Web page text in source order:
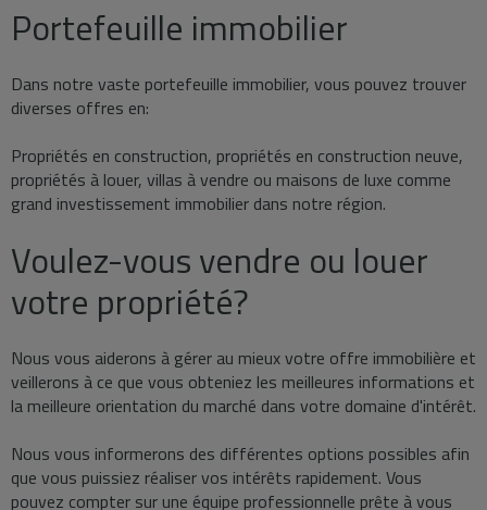
Portefeuille immobilier
Dans notre vaste portefeuille immobilier, vous pouvez trouver
diverses offres en:
Propriétés en construction, propriétés en construction neuve,
propriétés à louer, villas à vendre ou maisons de luxe comme
grand investissement immobilier dans notre région.
Voulez-vous vendre ou louer
votre propriété?
Nous vous aiderons à gérer au mieux votre offre immobilière et
veillerons à ce que vous obteniez les meilleures informations et
la meilleure orientation du marché dans votre domaine d'intérêt.
Nous vous informerons des différentes options possibles afin
que vous puissiez réaliser vos intérêts rapidement. Vous
pouvez compter sur une équipe professionnelle prête à vous